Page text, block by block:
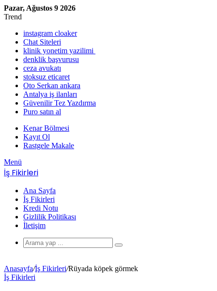
Pazar, Ağustos 9 2026
Trend
instagram cloaker
Chat Siteleri
klinik yonetim yazilimi
denklik başvurusu
ceza avukatı
stoksuz eticaret
Oto Serkan ankara
Antalya iş ilanları
Güvenilir Tez Yazdırma
Puro satın al
Kenar Bölmesi
Kayıt Ol
Rastgele Makale
Menü
İş Fikirleri
Ana Sayfa
İş Fikirleri
Kredi Notu
Gizlilik Politikası
İletişim
Anasayfa/İş Fikirleri/Rüyada köpek görmek
İş Fikirleri